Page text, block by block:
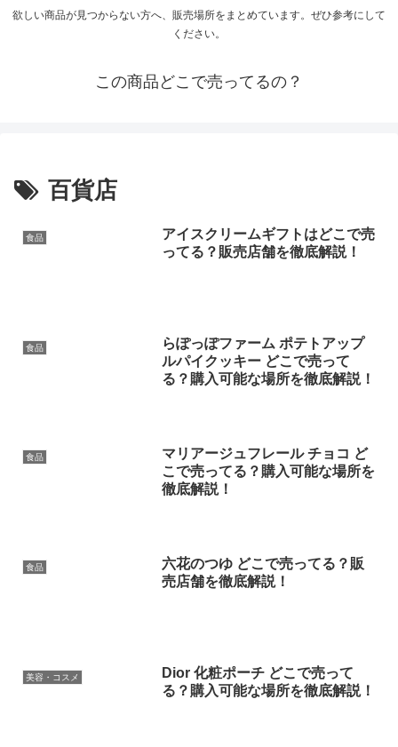
欲しい商品が見つからない方へ、販売場所をまとめています。ぜひ参考にして
ください。
この商品どこで売ってるの？
百貨店
食品
アイスクリームギフトはどこで売
ってる？販売店舗を徹底解説！
食品
らぽっぽファーム ポテトアップ
ルパイクッキー どこで売って
る？購入可能な場所を徹底解説！
食品
マリアージュフレール チョコ ど
こで売ってる？購入可能な場所を
徹底解説！
食品
六花のつゆ どこで売ってる？販
売店舗を徹底解説！
美容・コスメ
Dior 化粧ポーチ どこで売って
る？購入可能な場所を徹底解説！